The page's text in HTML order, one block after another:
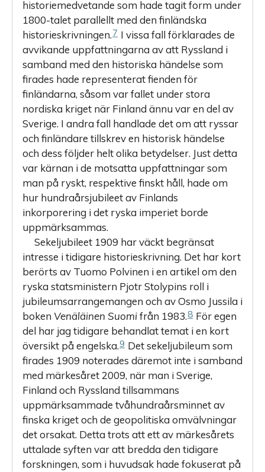
historiemedvetande som hade tagit form under
1800-talet parallellt med den finländska
historieskrivningen.7 I vissa fall förklarades de
avvikande uppfattningarna av att Ryssland i
samband med den historiska händelse som
firades hade representerat fienden för
finländarna, såsom var fallet under stora
nordiska kriget när Finland ännu var en del av
Sverige. I andra fall handlade det om att ryssar
och finländare tillskrev en historisk händelse
och dess följder helt olika betydelser. Just detta
var kärnan i de motsatta uppfattningar som
man på ryskt, respektive finskt håll, hade om
hur hundraårsjubileet av Finlands
inkorporering i det ryska imperiet borde
uppmärksammas.
Sekeljubileet 1909 har väckt begränsat
intresse i tidigare historieskrivning. Det har kort
berörts av Tuomo Polvinen i en artikel om den
ryska statsministern Pjotr Stolypins roll i
jubileumsarrangemangen och av Osmo Jussila i
boken Venäläinen Suomifrån 1983.8 För egen
del har jag tidigare behandlat temat i en kort
översikt på engelska.9 Det sekeljubileum som
firades 1909 noterades däremot inte i samband
med märkesåret 2009, när man i Sverige,
Finland och Ryssland tillsammans
uppmärksammade tvåhundraårsminnet av
finska kriget och de geopolitiska omvälvningar
det orsakat. Detta trots att ett av märkesårets
uttalade syften var att bredda den tidigare
forskningen, som i huvudsak hade fokuserat på